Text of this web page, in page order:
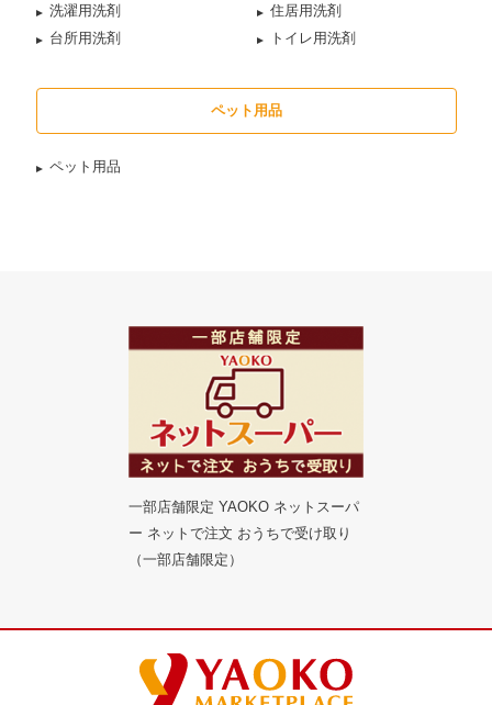
洗濯用洗剤
住居用洗剤
台所用洗剤
トイレ用洗剤
ペット用品
ペット用品
一部店舗限定 YAOKO ネットスーパ
ー ネットで注文 おうちで受け取り
（一部店舗限定）